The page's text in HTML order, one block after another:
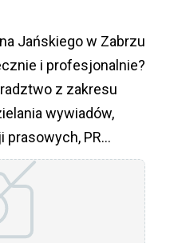
Jańskiego w Zabrzu
i profesjonalnie?
z zakresu
wywiadów,
prasowych, PR
Zgłoszenia
2010 roku.